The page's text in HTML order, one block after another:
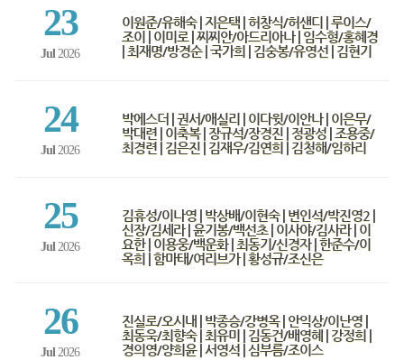
23
Jul 2026
이원준/유해숙 | 지은택 | 허창식/허샌디 | 루이스/
조이 | 이미로 | 찌찌안/아드리아나 | 임수형/홍혜경
| 최재명/방경순 | 국가희 | 김숭봉/유영선 | 김현기
24
Jul 2026
박에스더 | 권서/애실리 | 이다윗/이안나 | 이은무/
박대련 | 이축복 | 장규석/장경진 | 정광성 | 조용중/
최경련 | 김은진 | 김재우/김연희 | 김청해/임하리
25
Jul 2026
김휴성/이나영 | 박상배/이현숙 | 변인석/박진영2 |
신장/김세라 | 윤기봉/백선초 | 이사야/김사라 | 이
요한 | 이용웅/백운화 | 최동기/신경자 | 한준수/이
옥희 | 함마태/여리브가 | 황성규/조신은
26
Jul 2026
진실로/오시내 | 박종승/강병옥 | 안익상/이난영 |
최동욱/최향숙 | 최유미 | 김동건/배영혜 | 강정희 |
경의영/양희윤 | 서영석 | 심부름/조이스